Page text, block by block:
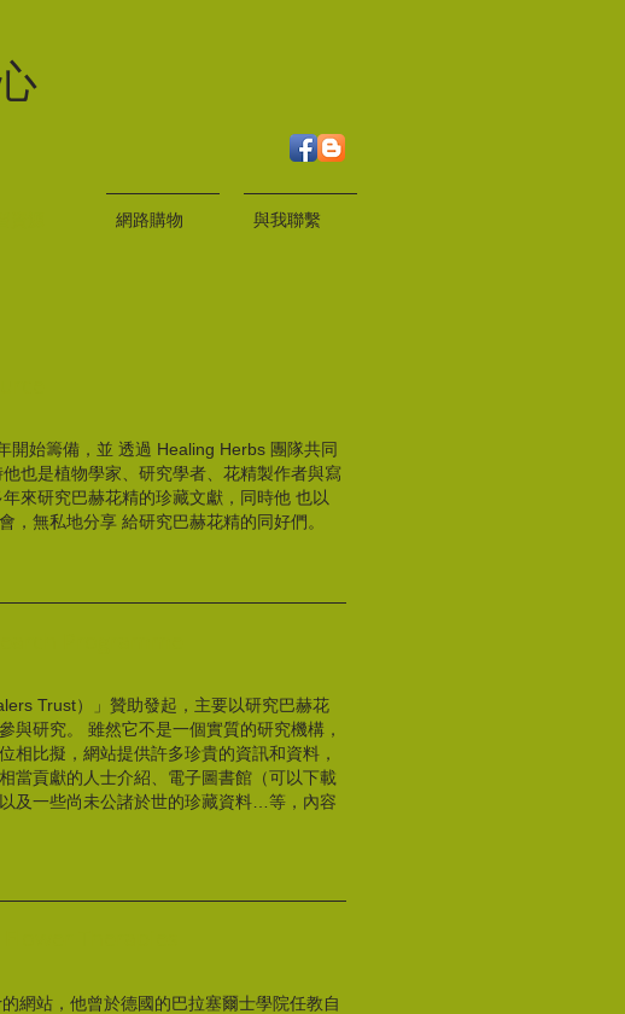
網路購物 與我聯繫
開始籌備，並 透過 Healing Herbs 團隊共同
也是植物學家、研究學者、花精製作者與寫
來研究巴赫花精的珍藏文獻，同時他 也以
，無私地分享 給研究巴赫花精的同好們。
Trust）」贊助發起，主要以研究巴赫花
與研究。 雖然它不是一個實質的研究機構，
相比擬，網站提供許多珍貴的資訊和資料，
當貢獻的人士介紹、電子圖書館（可以下載
及一些尚未公諸於世的珍藏資料…等，內容
網站，他曾於德國的巴拉塞爾士學院任教自